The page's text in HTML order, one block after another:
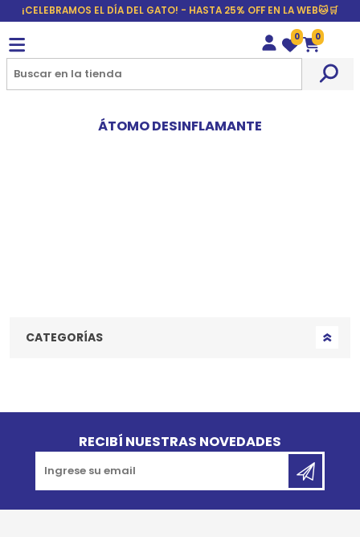
¡CELEBRAMOS EL DÍA DEL GATO! - HASTA 25% OFF EN LA WEB🐱🛒
Wishlist
0
Carrito
0
ÁTOMO DESINFLAMANTE
CATEGORÍAS
RECIBÍ NUESTRAS NOVEDADES